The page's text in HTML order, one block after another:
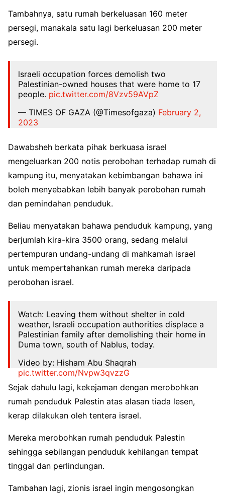
Tambahnya, satu rumah berkeluasan 160 meter
persegi, manakala satu lagi berkeluasan 200 meter
persegi.
lsraeli occupation forces demolish two
Palestinian-owned houses that were home to 17
people. pic.twitter.com/8Vzv59AVpZ
— TIMES OF GAZA (@Timesofgaza) February 2,
2023
Dawabsheh berkata pihak berkuasa israel
mengeluarkan 200 notis perobohan terhadap rumah di
kampung itu, menyatakan kebimbangan bahawa ini
boleh menyebabkan lebih banyak perobohan rumah
dan pemindahan penduduk.
Beliau menyatakan bahawa penduduk kampung, yang
berjumlah kira-kira 3500 orang, sedang melalui
pertempuran undang-undang di mahkamah israel
untuk mempertahankan rumah mereka daripada
perobohan israel.
Watch: Leaving them without shelter in cold
weather, Israeli occupation authorities displace a
Palestinian family after demolishing their home in
Duma town, south of Nablus, today.
Video by: Hisham Abu Shaqrah
pic.twitter.com/Nvpw3qvzzG
— Quds News Network (@QudsNen)February 2,
2023
Sejak dahulu lagi, kekejaman dengan merobohkan
rumah penduduk Palestin atas alasan tiada lesen,
kerap dilakukan oleh tentera israel.
Mereka merobohkan rumah penduduk Palestin
sehingga sebilangan penduduk kehilangan tempat
tinggal dan perlindungan.
Tambahan lagi, zionis israel ingin mengosongkan